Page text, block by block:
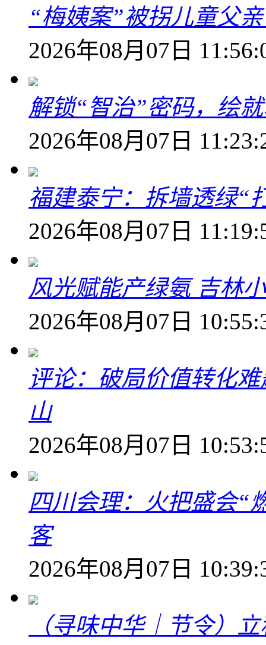
“梅姨案”被拐儿童父
2026年08月07日
解锁“智治”密码，绘
2026年08月07日
福建泰宁：拆墙透绿“
2026年08月07日
风光赋能产绿氨 吉林
2026年08月07日
评论：破局价值转化
山
2026年08月07日
四川会理：火把盛会“
客
2026年08月07日
（寻味中华｜节令）